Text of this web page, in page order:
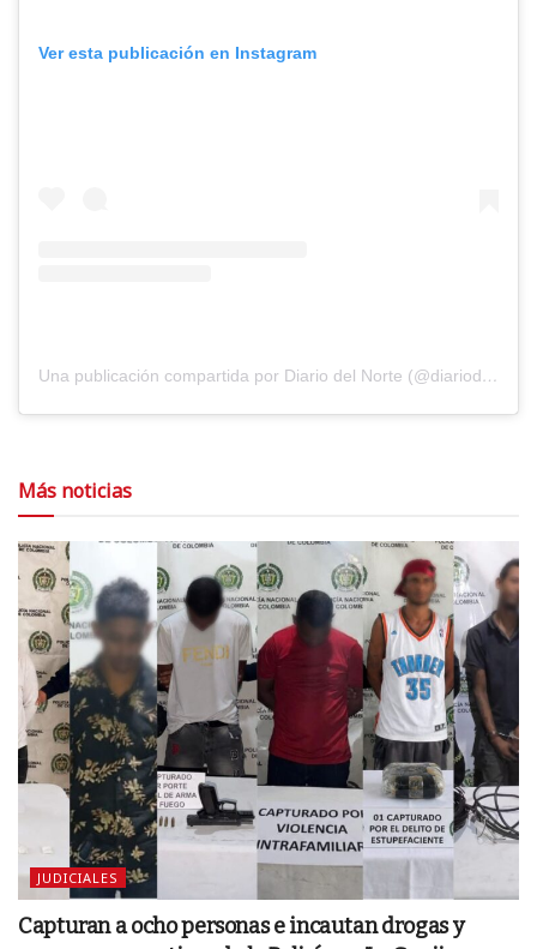
Ver esta publicación en Instagram
Una publicación compartida por Diario del Norte (@diariodelnorte)
Más noticias
JUDICIALES
Capturan a ocho personas e incautan drogas y